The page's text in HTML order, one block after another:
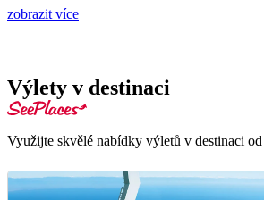
zobrazit více
Výlety v destinaci
Využijte skvělé nabídky výletů v destinaci od